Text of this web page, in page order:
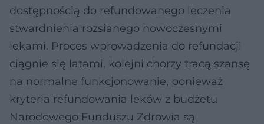
dostępnością do refundowanego leczenia
stwardnienia rozsianego nowoczesnymi
lekami. Proces wprowadzenia do refundacji
ciągnie się latami, kolejni chorzy tracą szansę
na normalne funkcjonowanie, ponieważ
kryteria refundowania leków z budżetu
Narodowego Funduszu Zdrowia są